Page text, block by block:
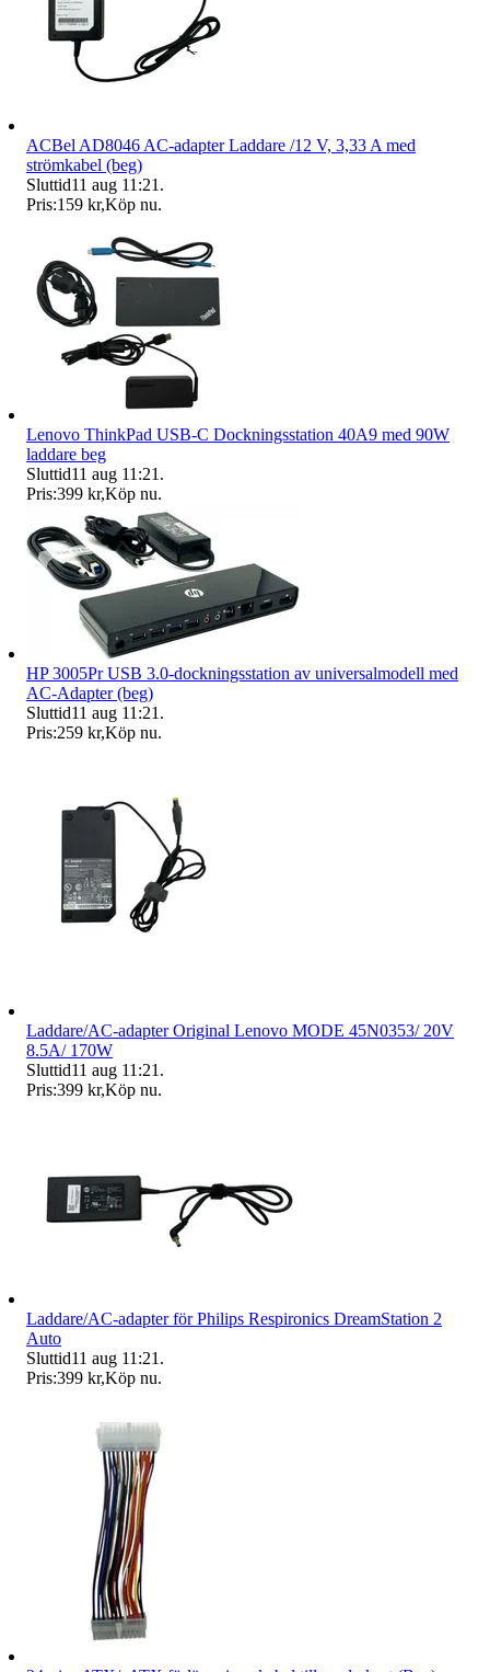
ACBel AD8046 AC-adapter Laddare /12 V, 3,33 A med
strömkabel (beg)
Sluttid11 aug 11:21 .
Pris:159 kr,Köp nu.
Lenovo ThinkPad USB-C Dockningsstation 40A9 med 90W
laddare beg
Sluttid11 aug 11:21 .
Pris:399 kr,Köp nu.
HP 3005Pr USB 3.0-dockningsstation av universalmodell med
AC-Adapter (beg)
Sluttid11 aug 11:21 .
Pris:259 kr,Köp nu.
Laddare/AC-adapter Original Lenovo MODE 45N0353/ 20V
8.5A/ 170W
Sluttid11 aug 11:21 .
Pris:399 kr,Köp nu.
Laddare/AC-adapter för Philips Respironics DreamStation 2
Auto
Sluttid11 aug 11:21 .
Pris:399 kr,Köp nu.